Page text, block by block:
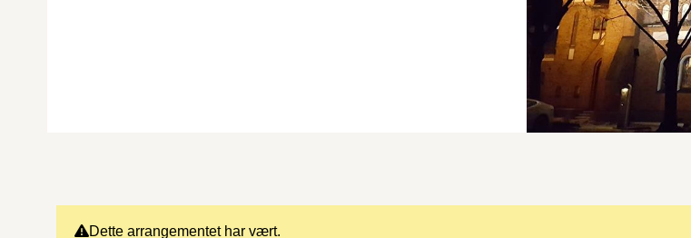
Dette arrangementet har vært.